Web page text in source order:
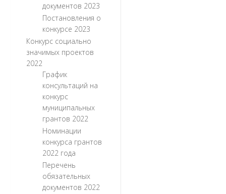
документов 2023
Постановления о
конкурсе 2023
Конкурс социально
значимых проектов
2022
График
консультаций на
конкурс
муниципальных
грантов 2022
Номинации
конкурса грантов
2022 года
Перечень
обязательных
документов 2022